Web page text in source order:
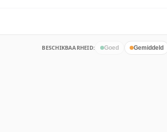
BESCHIKBAARHEID: Goed Gemiddeld